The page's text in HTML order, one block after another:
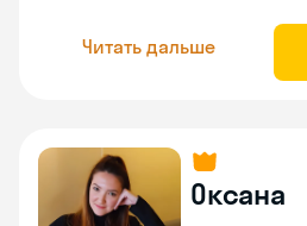
Читать дальше
Оксана